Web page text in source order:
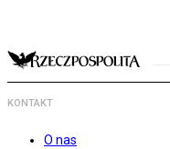
KONTAKT
O nas